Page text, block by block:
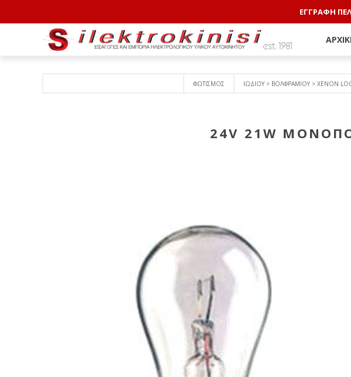
ΕΓΓΡΑΦΗ
ΦΩΤΙΣΜΟΣ ΙΩΔΙΟΥ > ΒΟΛΦΡΑΜΙΟY > ΧΕΝΟΝ
24V 21W